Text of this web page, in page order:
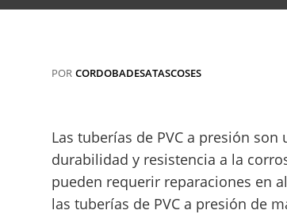
POR CORDOBADESATASCOSES
Las tuberías de PVC a presión
durabilidad y resistencia a la
pueden requerir reparaciones en
las tuberías de PVC a presión de